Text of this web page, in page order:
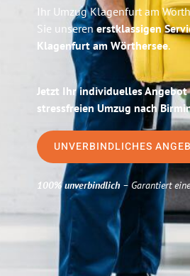
Ihr Umzug Klagenfurt am
Sie unserenerstklassigen
Klagenfurt am Wörthersee.
Jetzt Ihr individuelles
stressfreien Umzug nach
UNVERBINDLICHES
100% unverbindlich– Garantiert